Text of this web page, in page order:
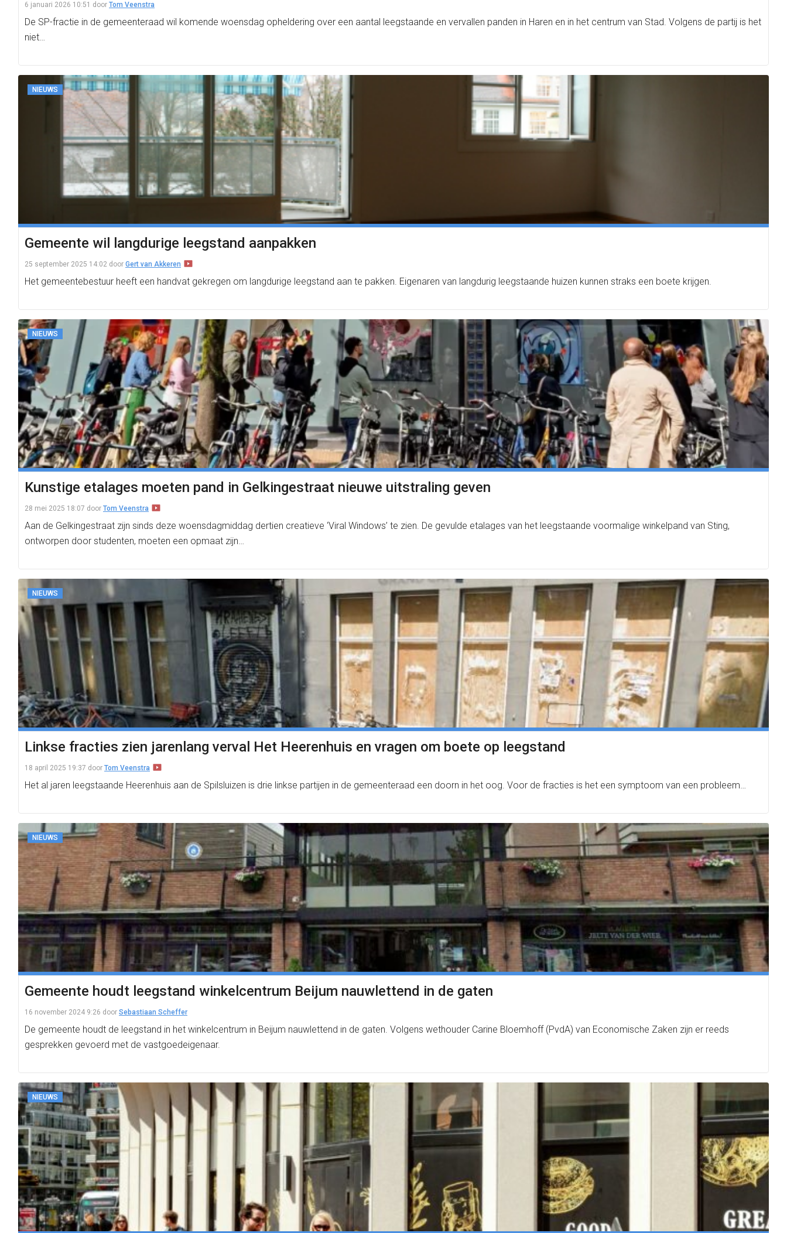
6 januari 2026 10:51 door Tom Veenstra
De SP-fractie in de gemeenteraad wil komende woensdag opheldering over een aantal leegstaande en vervallen panden in Haren en in het centrum van Stad. Volgens de partij is het
niet…
NIEUWS
Gemeente wil langdurige leegstand aanpakken
25 september 2025 14:02 door Gert van Akkeren
Het gemeentebestuur heeft een handvat gekregen om langdurige leegstand aan te pakken. Eigenaren van langdurig leegstaande huizen kunnen straks een boete krijgen.
NIEUWS
Kunstige etalages moeten pand in Gelkingestraat nieuwe uitstraling geven
28 mei 2025 18:07 door Tom Veenstra
Aan de Gelkingestraat zijn sinds deze woensdagmiddag dertien creatieve ‘Viral Windows’ te zien. De gevulde etalages van het leegstaande voormalige winkelpand van Sting,
ontworpen door studenten, moeten een opmaat zijn…
NIEUWS
Linkse fracties zien jarenlang verval Het Heerenhuis en vragen om boete op leegstand
18 april 2025 19:37 door Tom Veenstra
Het al jaren leegstaande Heerenhuis aan de Spilsluizen is drie linkse partijen in de gemeenteraad een doorn in het oog. Voor de fracties is het een symptoom van een probleem…
NIEUWS
Gemeente houdt leegstand winkelcentrum Beijum nauwlettend in de gaten
16 november 2024 9:26 door Sebastiaan Scheffer
De gemeente houdt de leegstand in het winkelcentrum in Beijum nauwlettend in de gaten. Volgens wethouder Carine Bloemhoff (PvdA) van Economische Zaken zijn er reeds
gesprekken gevoerd met de vastgoedeigenaar.
NIEUWS